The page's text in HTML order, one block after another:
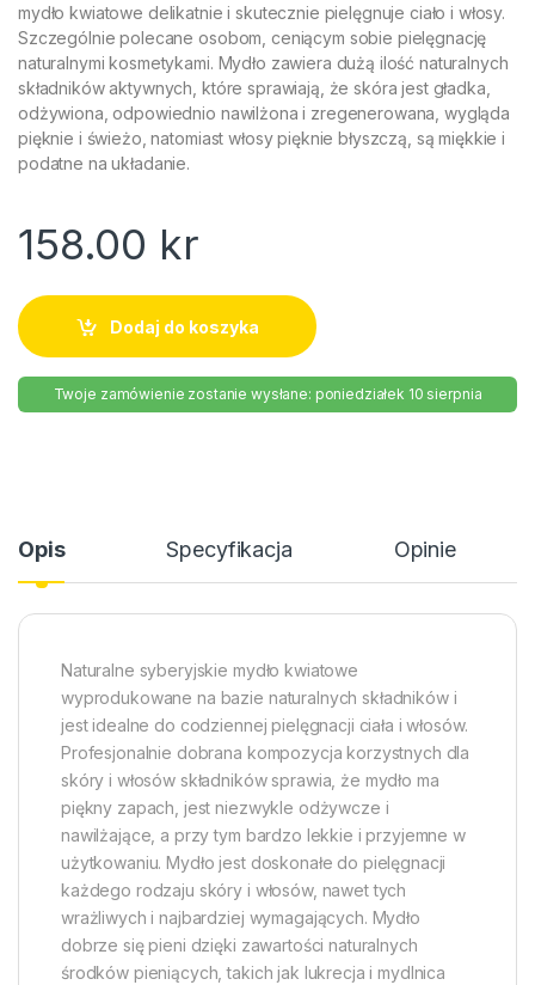
mydło kwiatowe delikatnie i skutecznie pielęgnuje ciało i włosy.
Szczególnie polecane osobom, ceniącym sobie pielęgnację
naturalnymi kosmetykami. Mydło zawiera dużą ilość naturalnych
składników aktywnych, które sprawiają, że skóra jest gładka,
odżywiona, odpowiednio nawilżona i zregenerowana, wygląda
pięknie i świeżo, natomiast włosy pięknie błyszczą, są miękkie i
podatne na układanie.
158.00 kr
Dodaj do koszyka
Twoje zamówienie zostanie wysłane: poniedziałek 10 sierpnia
Opis Specyfikacja Opinie
Naturalne syberyjskie mydło kwiatowe
wyprodukowane na bazie naturalnych składników i
jest idealne do codziennej pielęgnacji ciała i włosów.
Profesjonalnie dobrana kompozycja korzystnych dla
skóry i włosów składników sprawia, że mydło ma
piękny zapach, jest niezwykle odżywcze i
nawilżające, a przy tym bardzo lekkie i przyjemne w
użytkowaniu. Mydło jest doskonałe do pielęgnacji
każdego rodzaju skóry i włosów, nawet tych
wrażliwych i najbardziej wymagających. Mydło
dobrze się pieni dzięki zawartości naturalnych
środków pieniących, takich jak lukrecja i mydlnica